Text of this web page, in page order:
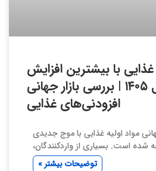
با بیشترین افزایش
قیمت در سال ۱۴۰۵ | بررسی بازار جهانی
افزودنی‌های غذایی
مواد اولیه غذایی با موج جدیدی
شده است. بسیاری از واردکنندگان،
توضیحات بیشتر »